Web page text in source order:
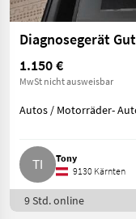
1.150 €
MwSt nicht ausweisbar
Autos / Motorräder-
Tony
9130 Kärnten
9 Std. online